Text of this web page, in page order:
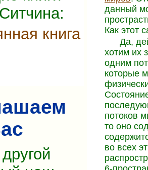
книга
данный
Как этот
Да,
хотим их
одним
которые
потоков
то оно
во всех